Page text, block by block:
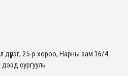
дүүрэг, 25-р хороо, Нарны зам 16/4​.
сургууль